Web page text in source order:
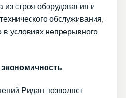
из строя оборудования и
обслуживания,
в условиях непрерывного
Ридан позволяет